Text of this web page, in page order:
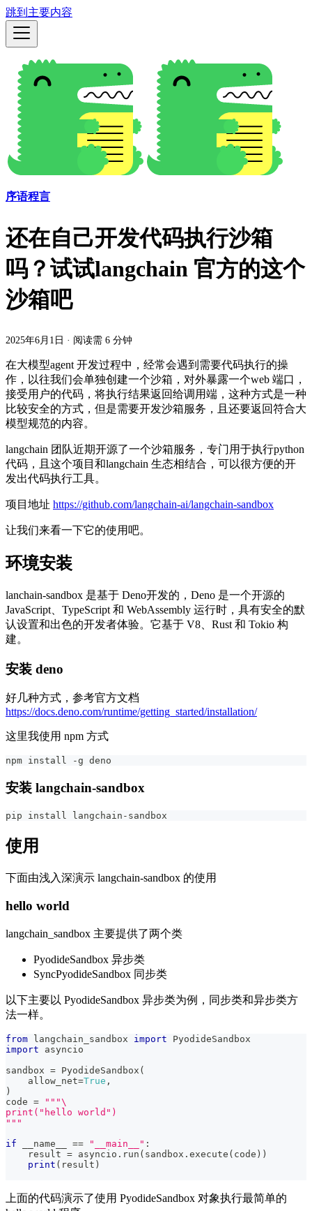
跳到主要内容
序语程言
还在自己开发代码执行沙箱
吗？试试langchain 官方的这个
沙箱吧
2025年6月1日 · 阅读需 6 分钟
在大模型agent 开发过程中，经常会遇到需要代码执行的操
作，以往我们会单独创建一个沙箱，对外暴露一个web 端口，
接受用户的代码，将执行结果返回给调用端，这种方式是一种
比较安全的方式，但是需要开发沙箱服务，且还要返回符合大
模型规范的内容。
langchain 团队近期开源了一个沙箱服务，专门用于执行python
代码，且这个项目和langchain 生态相结合，可以很方便的开
发出代码执行工具。
项目地址 https://github.com/langchain-ai/langchain-sandbox
让我们来看一下它的使用吧。
环境安装
lanchain-sandbox 是基于 Deno开发的，Deno 是一个开源的
JavaScript、TypeScript 和 WebAssembly 运行时，具有安全的默
认设置和出色的开发者体验。它基于 V8、Rust 和 Tokio 构
建。
安装 deno
好几种方式，参考官方文档
https://docs.deno.com/runtime/getting_started/installation/
这里我使用 npm 方式
npm install -g deno
安装 langchain-sandbox
pip install langchain-sandbox
使用
下面由浅入深演示 langchain-sandbox 的使用
hello world
langchain_sandbox 主要提供了两个类
PyodideSandbox 异步类
SyncPyodideSandbox 同步类
以下主要以 PyodideSandbox 异步类为例，同步类和异步类方
法一样。
from langchain_sandbox import PyodideSandbox
import asyncio
sandbox = PyodideSandbox (
    allow_net
=True ,
)
code =
"""\
print("hello world")
"""
if __name__ == "__main__" :
    result
= asyncio . run ( sandbox . execute ( code ) )
print ( result )
上面的代码演示了使用 PyodideSandbox 对象执行最简单的